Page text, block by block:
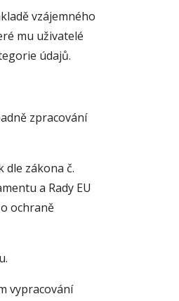
vzájemného
mu uživatelé
údajů.
zpracování
dle zákona č.
a Rady EU
ochraně
vypracování